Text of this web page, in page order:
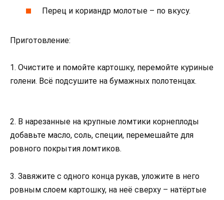
Перец и кориандр молотые – по вкусу.
Приготовление:
1. Очистите и помойте картошку, перемойте куриные
голени. Всё подсушите на бумажных полотенцах.
2. В нарезанные на крупные ломтики корнеплоды
добавьте масло, соль, специи, перемешайте для
ровного покрытия ломтиков.
3. Завяжите с одного конца рукав, уложите в него
ровным слоем картошку, на неё сверху – натёртые